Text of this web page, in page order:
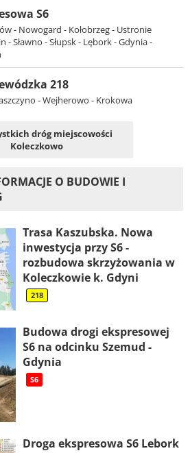
S6
- Nowogard - Kołobrzeg - Ustronie
- Sławno - Słupsk - Lębork - Gdynia -
218
- Wejherowo - Krokowa
dróg miejscowości
Koleczkowo
O BUDOWIE I
Trasa Kaszubska. Nowa
inwestycja przy S6 -
rozbudowa skrzyżowania w
Koleczkowie k. Gdyni
218
Budowa drogi ekspresowej
S6 na odcinku Szemud -
Gdynia
S6
Droga ekspresowa S6 Lebork